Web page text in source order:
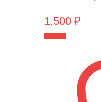
1,500 ₽